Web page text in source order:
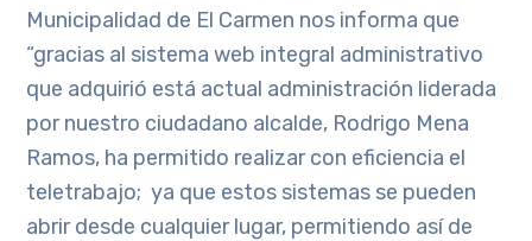
Municipalidad de El Carmen nos informa que
“gracias al sistema web integral administrativo
que adquirió está actual administración liderada
por nuestro ciudadano alcalde, Rodrigo Mena
Ramos, ha permitido realizar con eficiencia el
teletrabajo; ya que estos sistemas se pueden
abrir desde cualquier lugar, permitiendo así de